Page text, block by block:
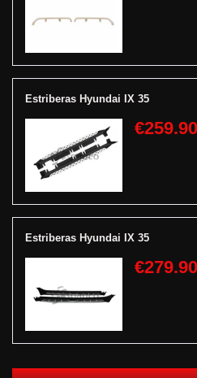
Estriberas Hyundai IX 35
€259.90
Estriberas Hyundai IX 35
€279.90